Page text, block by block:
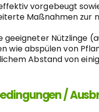
vorgebeugt
Maßnahmen zur
Nützlinge
wie abspülen von
Abstand von
/